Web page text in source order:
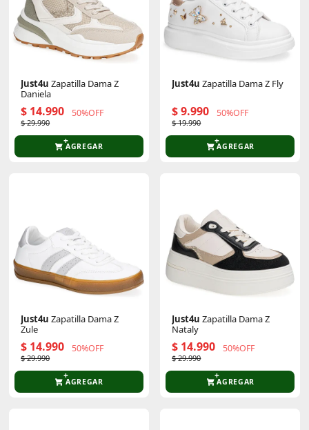
Just4u Zapatilla Dama Z
Daniela
$ 14.990 50%OFF
$ 29.990
AGREGAR
Just4u Zapatilla Dama Z Fly
$ 9.990 50%OFF
$ 19.990
AGREGAR
Just4u Zapatilla Dama Z
Zule
$ 14.990 50%OFF
$ 29.990
AGREGAR
Just4u Zapatilla Dama Z
Nataly
$ 14.990 50%OFF
$ 29.990
AGREGAR